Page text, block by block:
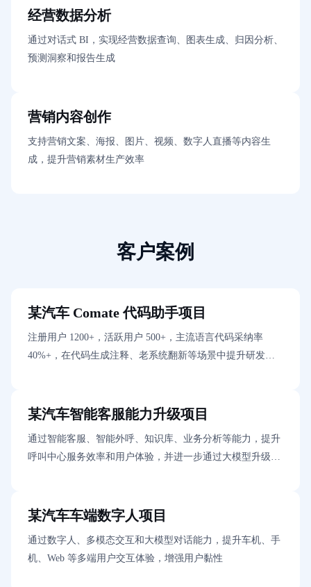
经营数据分析
通过对话式 BI，实现经营数据查询、图表生成、归因分析、
预测洞察和报告生成
营销内容创作
支持营销文案、海报、图片、视频、数字人直播等内容生
成，提升营销素材生产效率
客户案例
某汽车 Comate 代码助手项目
注册用户 1200+，活跃用户 500+，主流语言代码采纳率
40%+，在代码生成注释、老系统翻新等场景中提升研发效
某汽车智能客服能力升级项目
通过智能客服、智能外呼、知识库、业务分析等能力，提升
呼叫中心服务效率和用户体验，并进一步通过大模型升级对
某汽车车端数字人项目
通过数字人、多模态交互和大模型对话能力，提升车机、手
机、Web 等多端用户交互体验，增强用户黏性